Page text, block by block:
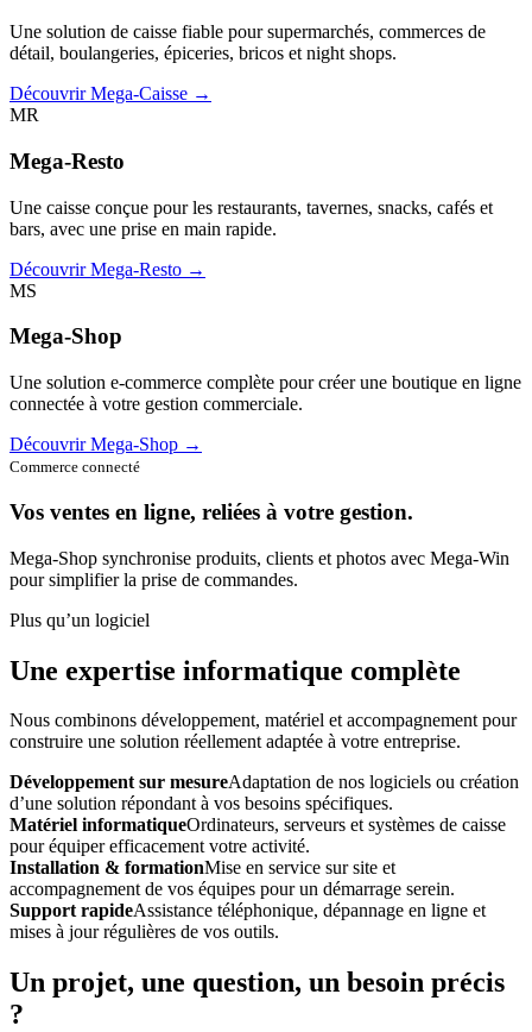
Une solution de caisse fiable pour supermarchés, commerces de
détail, boulangeries, épiceries, bricos et night shops.
Découvrir Mega-Caisse →
MR
Mega-Resto
Une caisse conçue pour les restaurants, tavernes, snacks, cafés et
bars, avec une prise en main rapide.
Découvrir Mega-Resto →
MS
Mega-Shop
Une solution e-commerce complète pour créer une boutique en ligne
connectée à votre gestion commerciale.
Découvrir Mega-Shop →
Commerce connecté
Vos ventes en ligne, reliées à votre gestion.
Mega-Shop synchronise produits, clients et photos avec Mega-Win
pour simplifier la prise de commandes.
Plus qu’un logiciel
Une expertise informatique complète
Nous combinons développement, matériel et accompagnement pour
construire une solution réellement adaptée à votre entreprise.
Développement sur mesureAdaptation de nos logiciels ou création
d’une solution répondant à vos besoins spécifiques.
Matériel informatiqueOrdinateurs, serveurs et systèmes de caisse
pour équiper efficacement votre activité.
Installation & formationMise en service sur site et
accompagnement de vos équipes pour un démarrage serein.
Support rapideAssistance téléphonique, dépannage en ligne et
mises à jour régulières de vos outils.
Un projet, une question, un besoin précis
?